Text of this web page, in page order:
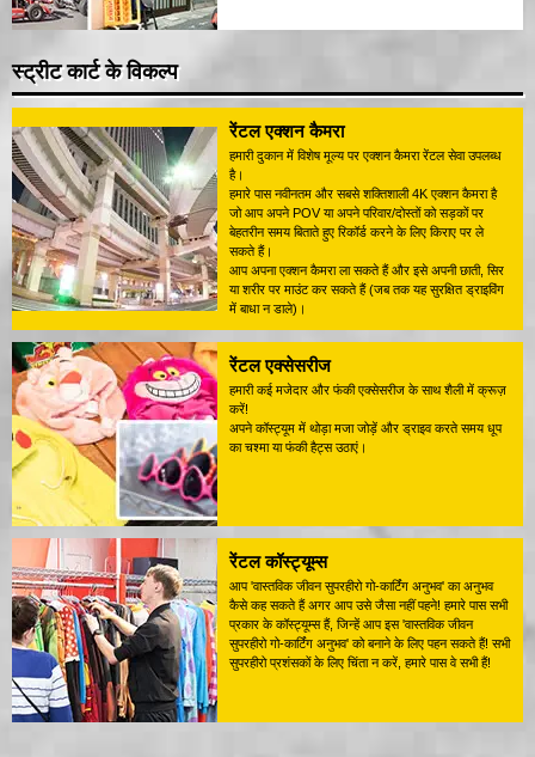
स्ट्रीट कार्ट के विकल्प
रेंटल एक्शन कैमरा
हमारी दुकान में विशेष मूल्य पर एक्शन कैमरा रेंटल सेवा उपलब्ध
है।
हमारे पास नवीनतम और सबसे शक्तिशाली 4K एक्शन कैमरा है
जो आप अपने POV या अपने परिवार/दोस्तों को सड़कों पर
बेहतरीन समय बिताते हुए रिकॉर्ड करने के लिए किराए पर ले
सकते हैं।
आप अपना एक्शन कैमरा ला सकते हैं और इसे अपनी छाती, सिर
या शरीर पर माउंट कर सकते हैं (जब तक यह सुरक्षित ड्राइविंग
में बाधा न डाले)।
रेंटल एक्सेसरीज
हमारी कई मजेदार और फंकी एक्सेसरीज के साथ शैली में क्रूज़
करें!
अपने कॉस्ट्यूम में थोड़ा मजा जोड़ें और ड्राइव करते समय धूप
का चश्मा या फंकी हैट्स उठाएं।
रेंटल कॉस्ट्यूम्स
आप 'वास्तविक जीवन सुपरहीरो गो-कार्टिंग अनुभव' का अनुभव
कैसे कह सकते हैं अगर आप उसे जैसा नहीं पहने! हमारे पास सभी
प्रकार के कॉस्ट्यूम्स हैं, जिन्हें आप इस 'वास्तविक जीवन
सुपरहीरो गो-कार्टिंग अनुभव' को बनाने के लिए पहन सकते हैं! सभी
सुपरहीरो प्रशंसकों के लिए चिंता न करें, हमारे पास वे सभी हैं!